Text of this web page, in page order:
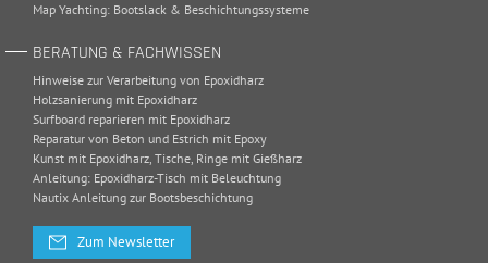
Map Yachting: Bootslack & Beschichtungssysteme
BERATUNG & FACHWISSEN
Hinweise zur Verarbeitung von Epoxidharz
Holzsanierung mit Epoxidharz
Surfboard reparieren mit Epoxidharz
Reparatur von Beton und Estrich mit Epoxy
Kunst mit Epoxidharz, Tische, Ringe mit Gießharz
Anleitung: Epoxidharz-Tisch mit Beleuchtung
Nautix Anleitung zur Bootsbeschichtung
Zum Newsletter